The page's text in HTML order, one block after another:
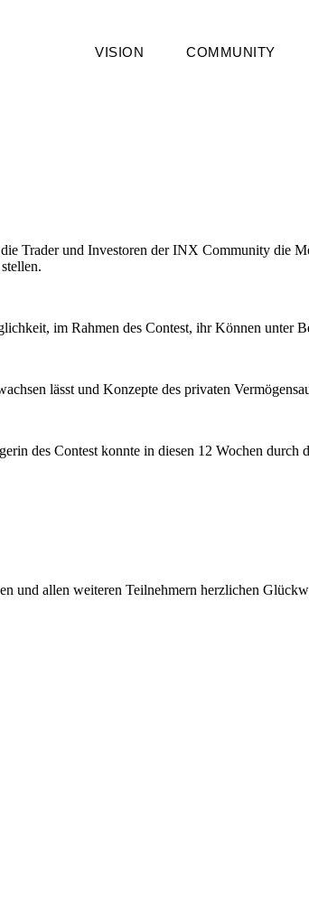
VISION
COMMUNITY
Trader und Investoren der INX Community die
im Rahmen des Contest, ihr Können unter
lässt und Konzepte des privaten
des Contest konnte in diesen 12 Wochen
und allen weiteren Teilnehmern herzlichen